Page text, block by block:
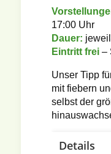
17:00 Uhr
Dauer:
Eintritt frei–
Unser Tipp
mit fiebern
selbst der
Details